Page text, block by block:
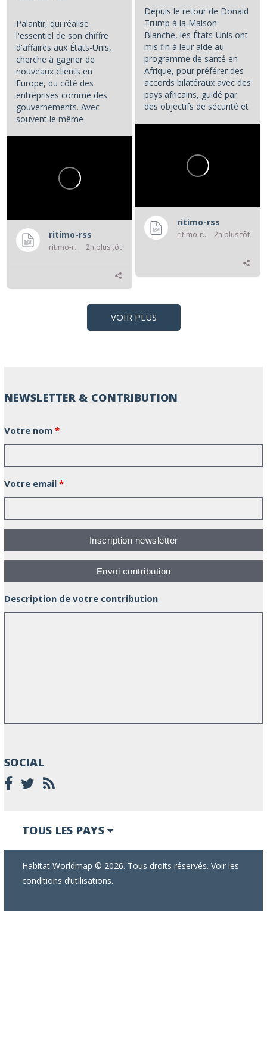
Depuis le retour de Donald
Trump à la Maison
Blanche, les États-Unis ont
mis fin à leur aide au
programme de santé en
Afrique, pour préférer des
accords bilatéraux avec des
pays africains, guidé par
des objectifs de sécurité et
ritimo-rss
ritimo-rss 2h plus tôt
Palantir, qui réalise
l'essentiel de son chiffre
d'affaires aux États-Unis,
cherche à gagner de
nouveaux clients en
Europe, du côté des
entreprises comme des
gouvernements. Avec
souvent le même
ritimo-rss
ritimo-rss 2h plus tôt
VOIR PLUS
NEWSLETTER & CONTRIBUTION
Votre nom *
Votre email *
Description de votre contribution
SOCIAL
TOUS LES PAYS
Habitat Worldmap © 2026. Tous droits réservés. Voir les
conditions d’utilisations.